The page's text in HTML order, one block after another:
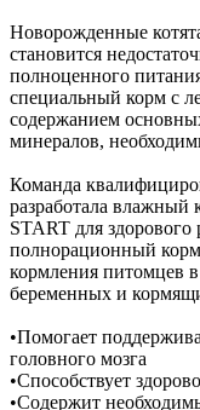
Новорожденные
становится
полноценного
специальный корм с
содержанием
минералов,
Команда
разработала
START для здорового
полнорационный
кормления питомцев в
беременных и
•Помогает
головного мозга
•Способствует
•Содержит